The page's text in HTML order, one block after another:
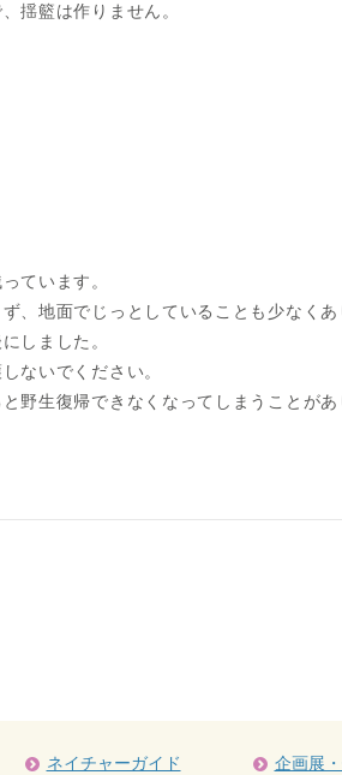
揺籃は作りません。
ています。
、地面でじっとしていることも少なくあ
しました。
ないでください。
野生復帰できなくなってしまうことがあ
ネイチャーガイド 企画展